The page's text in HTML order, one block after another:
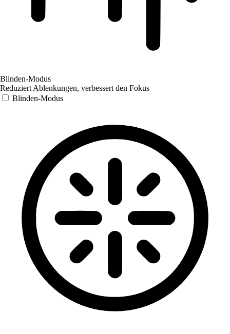
Blinden-Modus
Reduziert Ablenkungen, verbessert den Fokus
Blinden-Modus